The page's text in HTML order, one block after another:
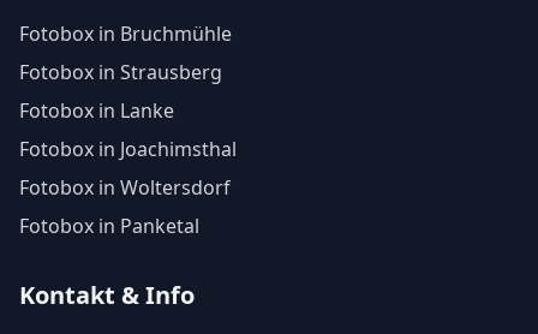
Fotobox in Bruchmühle
Fotobox in Strausberg
Fotobox in Lanke
Fotobox in Joachimsthal
Fotobox in Woltersdorf
Fotobox in Panketal
Kontakt & Info